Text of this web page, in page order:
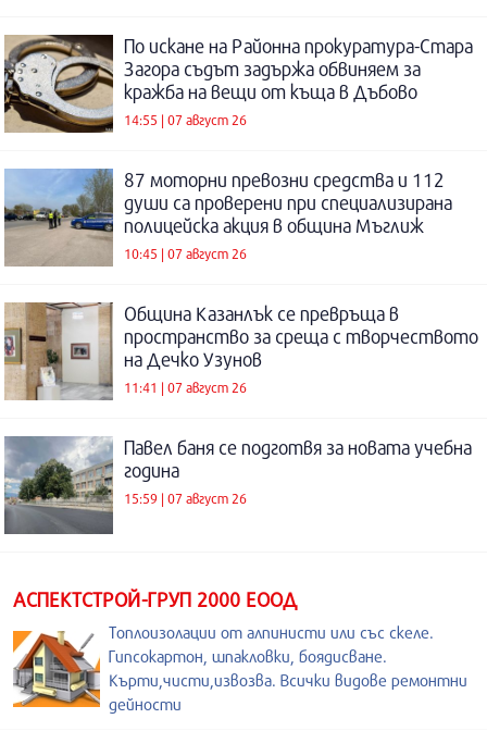
По искане на Районна прокуратура-Стара
Загора съдът задържа обвиняем за
кражба на вещи от къща в Дъбово
14:55 | 07 август 26
87 моторни превозни средства и 112
души са проверени при специализирана
полицейска акция в община Мъглиж
10:45 | 07 август 26
Община Казанлък се превръща в
пространство за среща с творчеството
на Дечко Узунов
11:41 | 07 август 26
Павел баня се подготвя за новата учебна
година
15:59 | 07 август 26
АСПЕКТСТРОЙ-ГРУП 2000 ЕООД
Топлоизолации от алпинисти или със скеле.
Гипсокартон, шпакловки, боядисване.
Кърти,чисти,извозва. Всички видове ремонтни
дейности